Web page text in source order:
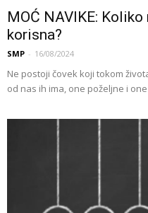
MOĆ NAVIKE:
korisna?
SMP - 16/08/2024
Ne postoji čovek koji tokom
od nas ih ima, one poželjne i